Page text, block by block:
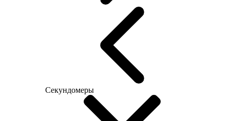
Секундомеры